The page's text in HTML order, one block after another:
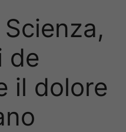
de
il dolore